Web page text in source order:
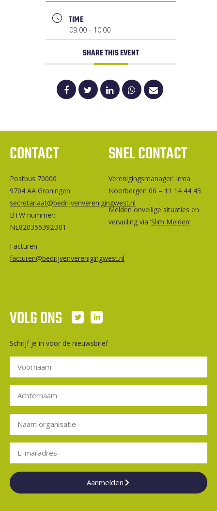
TIME
09:00 - 10:00
SHARE THIS EVENT
CONTACT
Postbus 70000
9704 AA Groningen
secretariaat@bedrijvenverenigingwest.nl
BTW nummer:
NL820355392B01
Facturen:
facturen@bedrijvenverenigingwest.nl
SNEL CONTACT
Ver­e­ni­gings­ma­na­ger: Irma
Noorbergen 06 – 11 14 44 43
Melden onveilige situaties en
vervuiling via ‘Slim Melden‘
VOLG ONS
Schrijf je in voor de nieuwsbrief
Aanmelden